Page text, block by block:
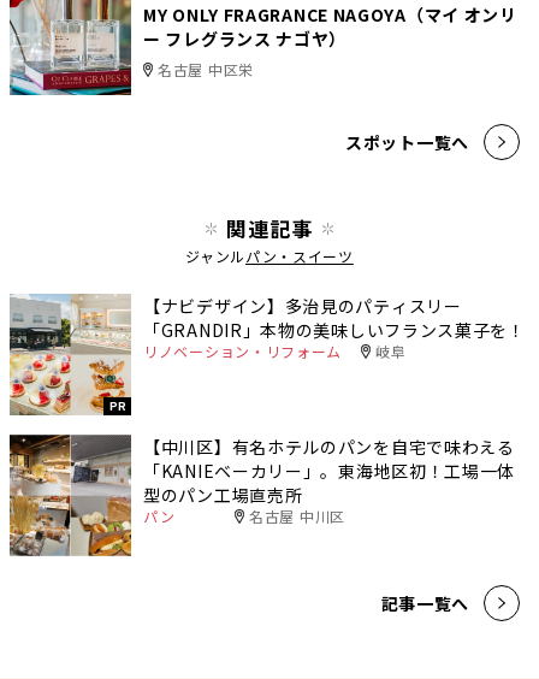
MY ONLY FRAGRANCE NAGOYA（マイ オンリ
ー フレグランス ナゴヤ）
名古屋 中区栄
スポット一覧へ
関連記事
ジャンルパン・スイーツ
PR
【ナビデザイン】多治見のパティスリー
「GRANDIR」本物の美味しいフランス菓子を！
リノベーション・リフォーム 岐阜
【中川区】有名ホテルのパンを自宅で味わえる
「KANIEベーカリー」。東海地区初！工場一体
型のパン工場直売所
パン 名古屋 中川区
記事一覧へ